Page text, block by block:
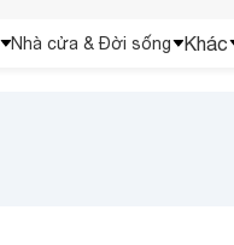
Nhà cửa & Đời sống Khác